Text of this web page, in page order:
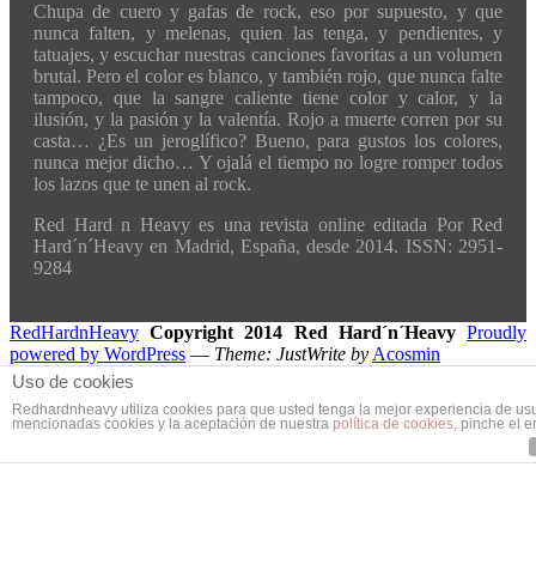
Chupa de cuero y gafas de rock, eso por supuesto, y que
nunca falten, y melenas, quien las tenga, y pendientes, y
tatuajes, y escuchar nuestras canciones favoritas a un volumen
brutal. Pero el color es blanco, y también rojo, que nunca falte
tampoco, que la sangre caliente tiene color y calor, y la
ilusión, y la pasión y la valentía. Rojo a muerte corren por su
casta… ¿Es un jeroglífico? Bueno, para gustos los colores,
nunca mejor dicho… Y ojalá el tiempo no logre romper todos
los lazos que te unen al rock.
Red Hard n Heavy es una revista online editada Por Red
Hard´n´Heavy en Madrid, España, desde 2014. ISSN: 2951-
9284
RedHardnHeavy Copyright 2014 Red Hard´n´Heavy Proudly
powered by WordPress — Theme: JustWrite by Acosmin
Uso de cookies
Redhardnheavy utiliza cookies para que usted tenga la mejor experiencia de
mencionadas cookies y la aceptación de nuestra política de cookies, pinche el